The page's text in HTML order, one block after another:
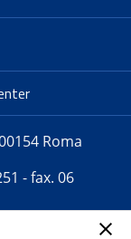
Roma
- fax. 06